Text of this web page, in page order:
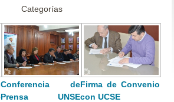
Categorías
Conferencia de
Prensa UNSE
Firma de Convenio
con UCSE